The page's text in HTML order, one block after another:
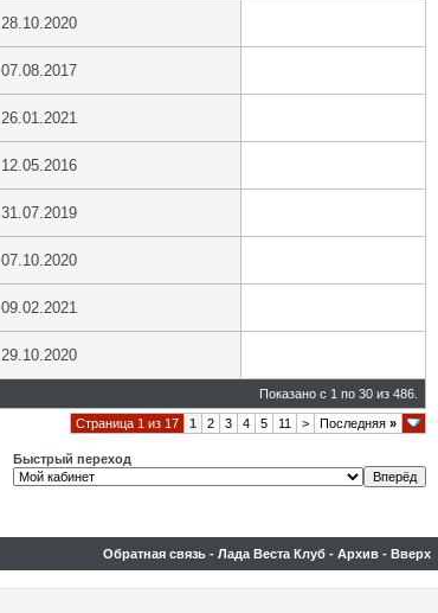
28.10.2020
07.08.2017
26.01.2021
12.05.2016
31.07.2019
07.10.2020
09.02.2021
29.10.2020
Показано с 1 по 30 из 486.
Страница 1 из 17 1 2 3 4 5 11 > Последняя »
Быстрый переход
Обратная связь - Лада Веста Клуб - Архив - Вверх